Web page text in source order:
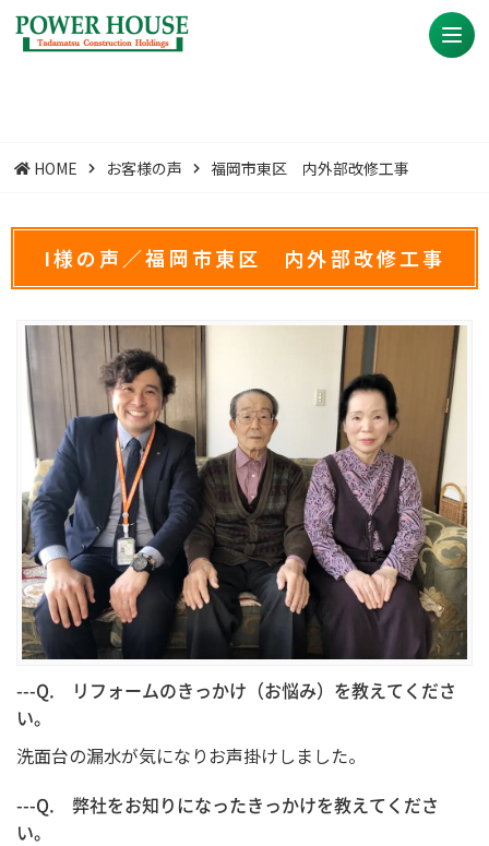
HOME お客様の声 福岡市東区 内外部改修工事
I様の声／福岡市東区 内外部改修工事
---Q. リフォームのきっかけ（お悩み）を教えてくださ
い。
洗面台の漏水が気になりお声掛けしました。
---Q. 弊社をお知りになったきっかけを教えてくださ
い。